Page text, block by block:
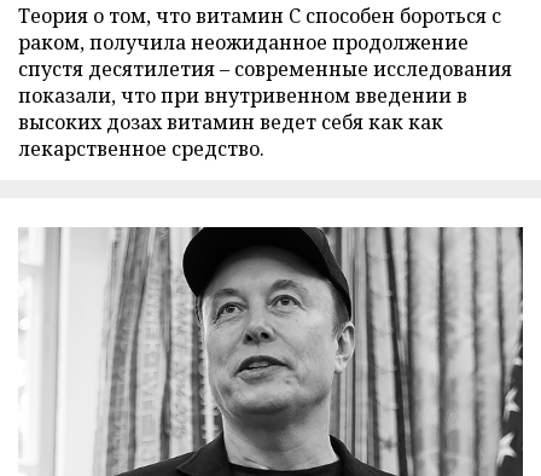
Теория о том, что витамин C способен бороться с
раком, получила неожиданное продолжение
спустя десятилетия – современные исследования
показали, что при внутривенном введении в
высоких дозах витамин ведет себя как как
лекарственное средство.